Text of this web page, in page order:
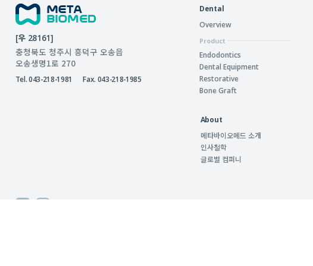
About
메타바이오메드 소개
인사철학
글로벌 컴퍼니
Dental
Overview
Product
Endodontics
Dental Equipment
Restorative
Bone Graft
[우 28161]
충청북도 청주시 흥덕구 오송읍
오송생명1로 270
Tel. 043-218-1981 Fax. 043-218-1985